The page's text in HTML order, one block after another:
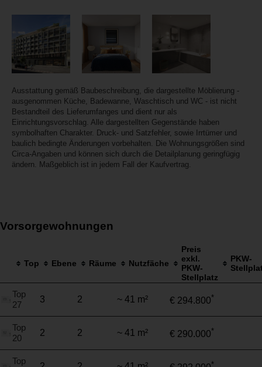
Ausstattung gemäß Baubeschreibung, die dargestellte Möblierung -
ausgenommen Küche, Badewanne, Waschtisch und WC - ist nicht
Bestandteil des Lieferumfanges und dient nur als
Einrichtungsvorschlag. Alle dargestellten Gegenstände haben
symbolhaften Charakter. Druck- und Satzfehler, sowie Irrtümer und
baulich bedingte Änderungen vorbehalten. Die Wohnungsgrößen sind
Circa-Angaben und können sich durch die Detailplanung geringfügig
ändern. Maßgeblich ist in jedem Fall der Kaufvertrag.
Vorsorgewohnungen
Top Ebene Räume Nutzfäche
Preis
exkl.
PKW-
Stellplatz
PKW-
Top
27
3 2 ~ 41 m² € 294.800*
Top
20
2 2 ~ 41 m² € 290.000*
Top
*